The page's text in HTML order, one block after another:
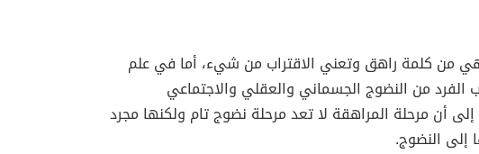
هي من كلمة راهق وتعني الاقتراب من شيء، أما في علم
من النضوج الجسماني والعقلي والاجتماعي
أن مرحلة المراهقة لا تعد مرحلة نضوج تام ولكنها مجرد
إلى النضوج.